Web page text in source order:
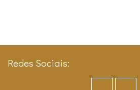
Redes Sociais: